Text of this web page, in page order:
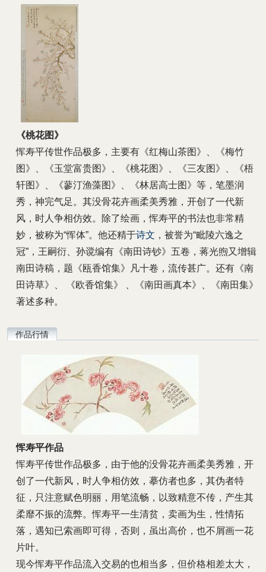
《桃花图》
恽寿平传世作品极多，主要有《红梅山茶图》、《梅竹
图》、《玉堂富贵图》、《桃花图》、《三友图》、《梧
轩图》、《蓼汀渔藻图》、《林居高士图》等，笔墨润
秀，神完气足。其没骨花卉画柔美秀雅，开创了一代新
风，时人争相仿效。除了绘画，恽寿平的书法也非常精
妙，被称为“恽体”。他还精于诗文 ，被誉为“毗陵六逸之
冠”，王嗣衍、孙谠编有《南田诗钞》五卷，蒋光煦又增辑
南田诗稿，题《瓯香馆集》凡十卷，流传甚广。还有《南
田诗草》、 《欧香馆集》 、《南田画真本》、《南田集》
著述多种。
作品行情
恽寿平作品
恽寿平传世作品极多，由于他的没骨花卉画柔美秀雅，开
创了一代新风，时人争相仿效，摹仿者也多，其伪者特
征，只注意赋色明丽，用笔流畅，以致精意不传，产生其
柔靡不振的流弊。恽寿平一生清贫，卖画为生，性情拓
落，遇知已索画即可得，否则，虽出高价，也不屑画一花
片叶。
现今恽寿平作品流入交易的也相当多，但价格相差太大，